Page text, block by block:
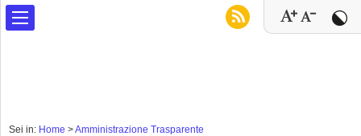
Sei in: Home >Amministrazione Trasparente